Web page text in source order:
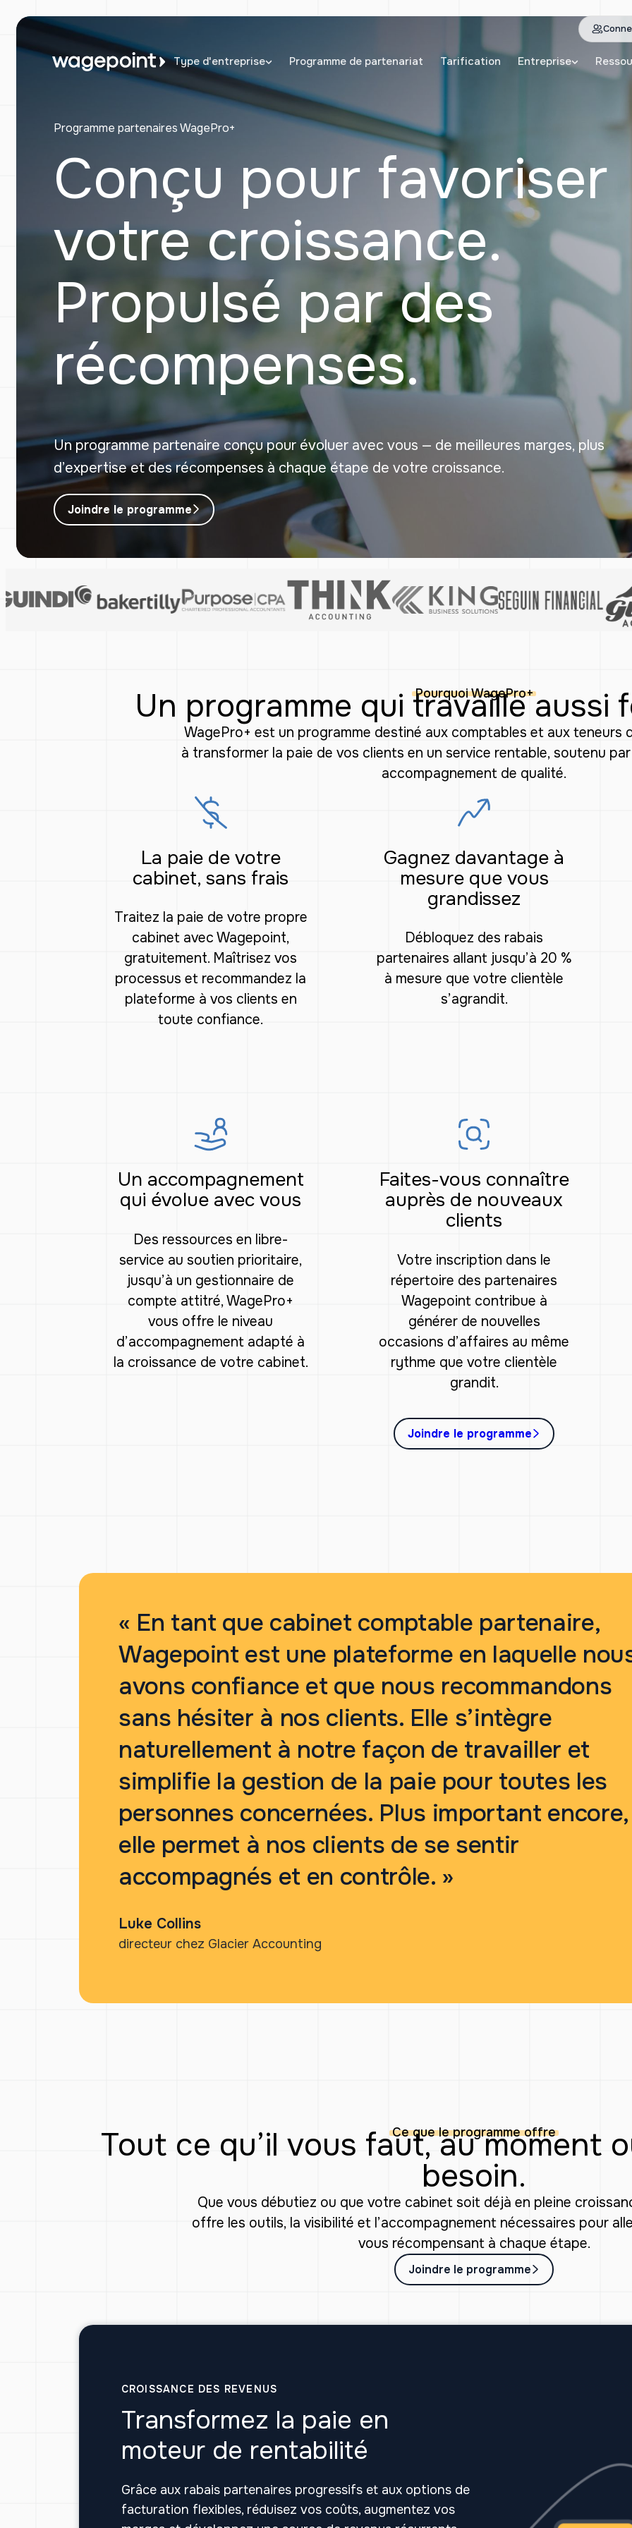
Aller
au
contenu
Type d'entreprise Programme de partenariat Tarification Entreprise
Programme partenaires WagePro+
Conçu pour favoriser
votre croissance.
Propulsé par des
récompenses.
Un programme partenaire conçu pour évoluer avec vous — de meilleures marges, plus
d’expertise et des récompenses à chaque étape de votre croissance.
Joindre le programme
Pourquoi WagePro+
Un programme qui travaille aussi
WagePro+ est un programme destiné aux comptables et aux teneurs
à transformer la paie de vos clients en un service rentable, soutenu
accompagnement de qualité.
La paie de votre
cabinet, sans frais
Traitez la paie de votre propre
cabinet avec Wagepoint,
gratuitement. Maîtrisez vos
processus et recommandez la
plateforme à vos clients en
toute confiance.
Gagnez davantage à
mesure que vous
grandissez
Débloquez des rabais
partenaires allant jusqu’à 20 %
à mesure que votre clientèle
s’agrandit.
Un accompagnement
qui évolue avec vous
Des ressources en libre-
service au soutien prioritaire,
jusqu’à un gestionnaire de
compte attitré, WagePro+
vous offre le niveau
d’accompagnement adapté à
la croissance de votre cabinet.
Faites-vous connaître
auprès de nouveaux
clients
Votre inscription dans le
répertoire des partenaires
Wagepoint contribue à
générer de nouvelles
occasions d’affaires au même
rythme que votre clientèle
grandit.
Joindre le programme
« En tant que cabinet comptable partenaire,
Wagepoint est une plateforme en laquelle
avons confiance et que nous recommandons
sans hésiter à nos clients. Elle s’intègre
naturellement à notre façon de travailler et
simplifie la gestion de la paie pour toutes les
personnes concernées. Plus important encore,
elle permet à nos clients de se sentir
accompagnés et en contrôle. »
Luke Collins
directeur chez Glacier Accounting
Ce que le programme offre
Tout ce qu’il vous faut, au moment
besoin.
Que vous débutiez ou que votre cabinet soit déjà en pleine
offre les outils, la visibilité et l’accompagnement nécessaires pour
vous récompensant à chaque étape.
Joindre le programme
CROISSANCE DES REVENUS
Transformez la paie en
moteur de rentabilité
Grâce aux rabais partenaires progressifs et aux options de
facturation flexibles, réduisez vos coûts, augmentez vos